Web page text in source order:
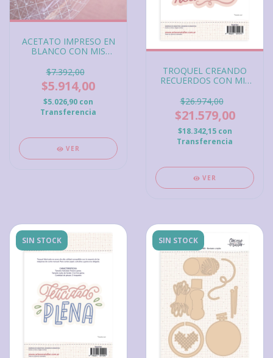
ACETATO IMPRESO EN
BLANCO CON MIS
$7.392,00
$5.914,00
$5.026,90 con
Transferencia
VER
TROQUEL CREANDO
RECUERDOS CON MIS
$26.974,00
$21.579,00
$18.342,15 con
Transferencia
VER
SIN STOCK SIN STOCK